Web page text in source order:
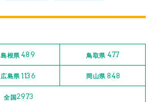
島根県 489 鳥取県 477
広島県 1136 岡山県 848
全国2973